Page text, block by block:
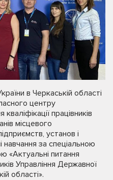
в Черкаській області
центру
працівників
місцевого
установ і
навчання за спеціальною
«Актуальні питання
Управління Державної
області».